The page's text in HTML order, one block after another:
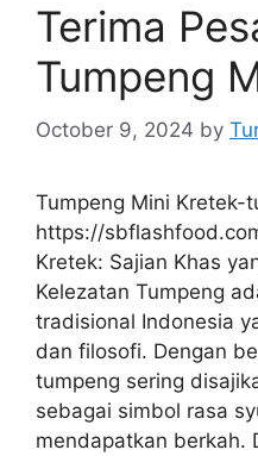
Terima
Tumpeng
October 9, 2024 by
Tumpeng Mini Kretek-
https://
Kretek: Sajian Khas
Kelezatan Tumpeng
tradisional Indonesia
dan filosofi. Dengan
tumpeng sering
sebagai simbol rasa
mendapatkan berkah.